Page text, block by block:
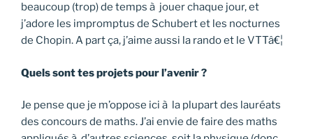
beaucoup (trop) de temps à jouer chaque jour, et
j’adore les impromptus de Schubert et les nocturnes
de Chopin. A part ça, j’aime aussi la rando et le VTTâ€¦
Quels sont tes projets pour l’avenir ?
Je pense que je m’oppose ici à la plupart des lauréats
des concours de maths. J’ai envie de faire des maths